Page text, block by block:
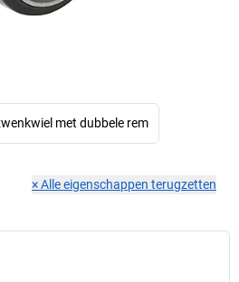
met dubbele rem
×Alle eigenschappen terugzetten